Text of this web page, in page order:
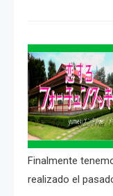
Finalmente
realizado el